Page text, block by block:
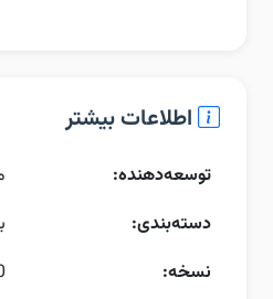
اطلاعات بیشتر
توسعه‌دهنده:
دسته‌بندی:
نسخه: